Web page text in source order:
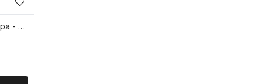
Vaso acrilico sirena con sorbito y tapa - Rosa